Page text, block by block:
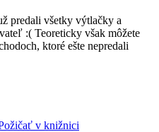
predali všetky výtlačky a
:( Teoreticky však môžete
ktoré ešte nepredali
v knižnici